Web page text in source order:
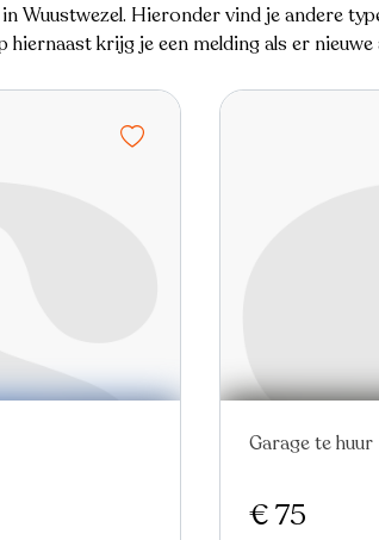
Wuustwezel. Hieronder vind je andere
hiernaast krijg je een melding als er
Garage te huur
€ 75